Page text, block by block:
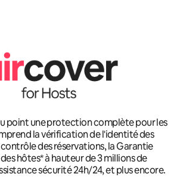
point une protection complète pour les
la vérification de l'identité des
des réservations, la Garantie
hôtes* à hauteur de 3 millions de
sécurité 24h/24, et plus encore.